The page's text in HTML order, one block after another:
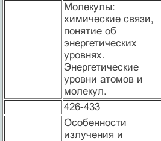
Молекулы:
химические связи,
понятие об
энергетических
уровнях.
Энергетические
уровни атомов и
молекул.
426-433
Особенности
излучения и